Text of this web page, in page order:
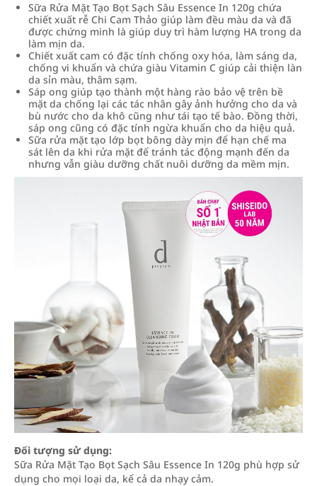
Sữa Rửa Mặt Tạo Bọt Sạch Sâu Essence In 120g chứa
chiết xuất rễ Chi Cam Thảo giúp làm đều màu da và đã
được chứng minh là giúp duy trì hàm lượng HA trong da
làm mịn da.
Chiết xuất cam có đặc tính chống oxy hóa, làm sáng da,
chống vi khuẩn và chứa giàu Vitamin C giúp cải thiện làn
da sỉn màu, thâm sạm.
Sáp ong giúp tạo thành một hàng rào bảo vệ trên bề
mặt da chống lại các tác nhân gây ảnh hưởng cho da và
bù nước cho da khô cũng như tái tạo tế bào. Đồng thời,
sáp ong cũng có đặc tính ngừa khuẩn cho da hiệu quả.
Sữa rửa mặt tạo lớp bọt bông dày mịn để hạn chế ma
sát lên da khi rửa mặt để tránh tác động mạnh đến da
nhưng vẫn giàu dưỡng chất nuôi dưỡng da mềm mịn.
Đối tượng sử dụng:
Sữa Rửa Mặt Tạo Bọt Sạch Sâu Essence In 120g phù hợp sử
dụng cho mọi loại da, kể cả da nhạy cảm.